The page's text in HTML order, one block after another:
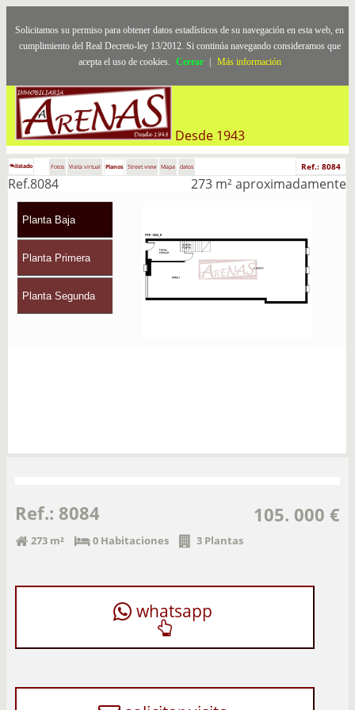
Solicitamos su permiso para obtener datos estadísticos de su navegación en esta web, en
cumplimiento del Real Decreto-ley 13/2012. Si continúa navegando consideramos que
acepta el uso de cookies. Cerrar Más información
Desde 1943
listado Fotos Visita virtual Planos Street view Mapa datos Ref.: 8084
Ref.8084 273 m² aproximadamente
Planta Baja
Planta Primera
Planta Segunda
Ref.: 8084 105. 000 €
273 m² 0 Habitaciones 3 Plantas
whatsapp